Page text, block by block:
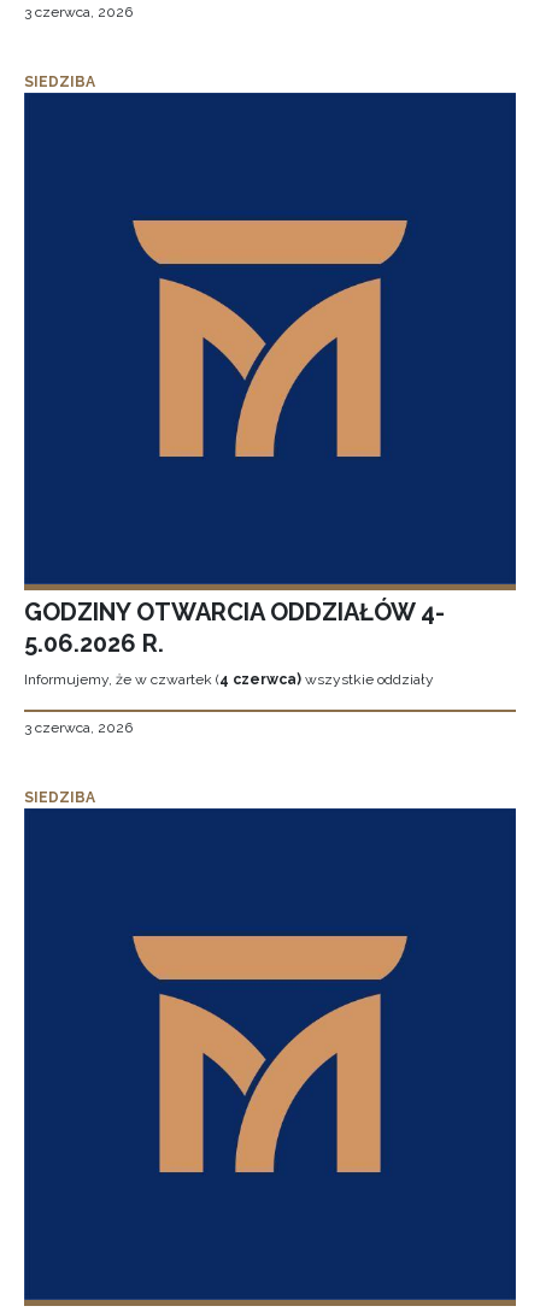
3 czerwca, 2026
SIEDZIBA
GODZINY OTWARCIA ODDZIAŁÓW 4-
5.06.2026 R.
Informujemy, że w czwartek (4 czerwca) wszystkie oddziały
3 czerwca, 2026
SIEDZIBA